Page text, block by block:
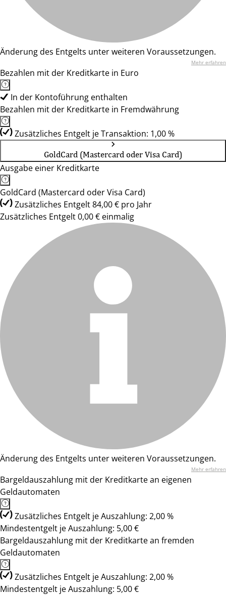
Änderung des Entgelts unter weiteren Voraussetzungen.
Mehr erfahren
Bezahlen mit der Kreditkarte in Euro
In der Kontoführung enthalten
Bezahlen mit der Kreditkarte in Fremdwährung
Zusätzliches Entgelt je Transaktion: 1,00 %
GoldCard (Mastercard oder Visa Card)
Ausgabe einer Kreditkarte
GoldCard (Mastercard oder Visa Card)
Zusätzliches Entgelt 84,00 € pro Jahr
Zusätzliches Entgelt 0,00 € einmalig
Änderung des Entgelts unter weiteren Voraussetzungen.
Mehr erfahren
Bargeldauszahlung mit der Kreditkarte an eigenen
Geldautomaten
Zusätzliches Entgelt je Auszahlung: 2,00 %
Mindestentgelt je Auszahlung: 5,00 €
Bargeldauszahlung mit der Kreditkarte an fremden
Geldautomaten
Zusätzliches Entgelt je Auszahlung: 2,00 %
Mindestentgelt je Auszahlung: 5,00 €